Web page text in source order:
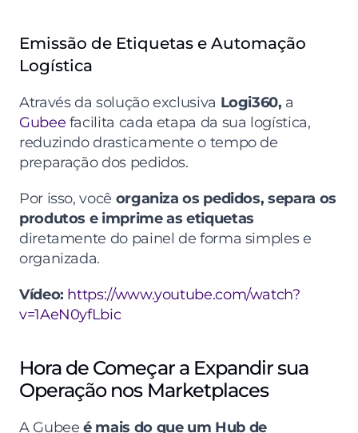
Emissão de Etiquetas e Automação
Logística
Através da solução exclusiva Logi360,
Gubee facilita cada etapa da sua logística,
reduzindo drasticamente o tempo de
preparação dos pedidos.
Por isso, você organiza os pedidos, separa os
produtos e imprime as etiquetas
diretamente do painel de forma simples e
organizada.
Vídeo: https://www.youtube.com/watch?
v=1AeN0yfLbic
Hora de Começar a Expandir sua
Operação nos Marketplaces
A Gubee é mais do que um Hub de